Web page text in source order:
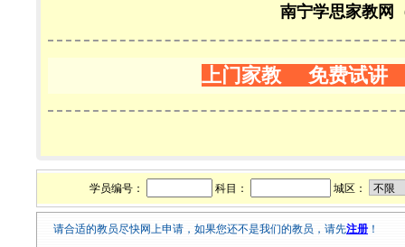
南宁学思家教网
上门家教 免费试讲
学员编号： 科目： 城区：
请合适的教员尽快网上申请，如果您还不是我们的教员，请先注册 ！